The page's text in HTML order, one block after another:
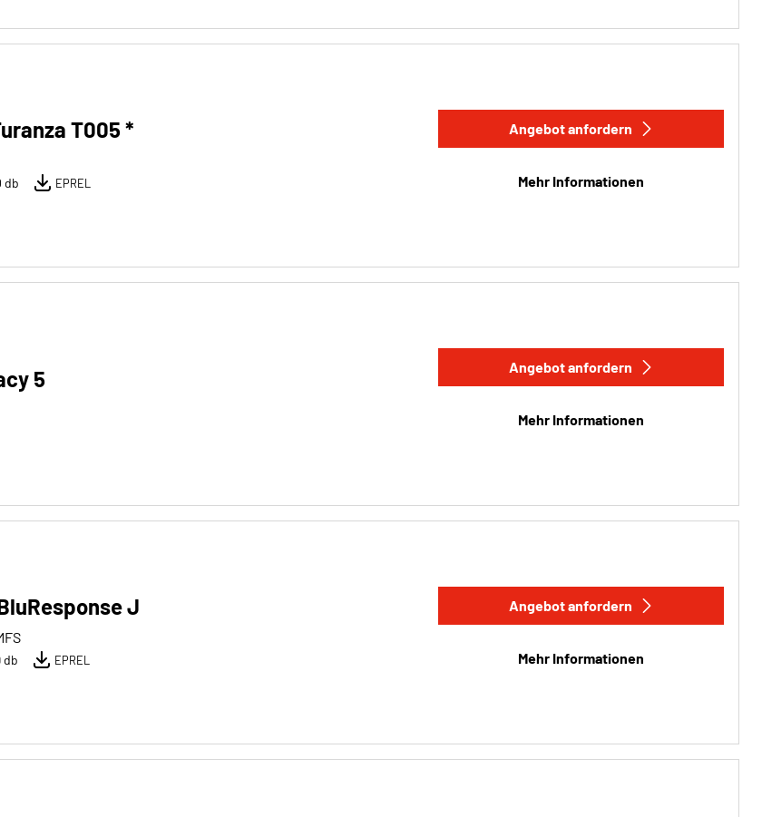
T005 *
db EPREL
Angebot anfordern
Mehr Informationen
5 Angebot anfordern
Mehr Informationen
J
db EPREL
Angebot anfordern
Mehr Informationen